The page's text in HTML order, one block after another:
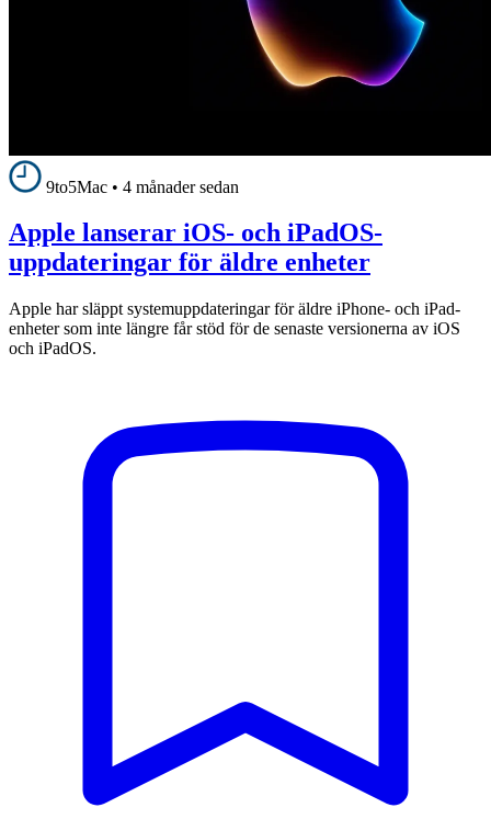
9to5Mac • 4 månader sedan
Apple lanserar iOS- och iPadOS-
uppdateringar för äldre enheter
Apple har släppt systemuppdateringar för äldre iPhone- och iPad-
enheter som inte längre får stöd för de senaste versionerna av iOS
och iPadOS.